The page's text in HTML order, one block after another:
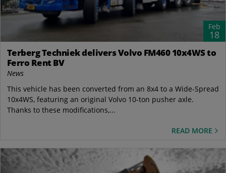
Feb
18
Terberg Techniek delivers Volvo FM460 10x4WS to
Ferro Rent BV
News
This vehicle has been converted from an 8x4 to a Wide-Spread
10x4WS, featuring an original Volvo 10-ton pusher axle.
Thanks to these modifications,...
READ MORE